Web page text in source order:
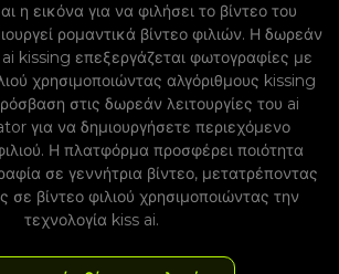
η εικόνα για να φιλήσει το βίντεο του
ρομαντικά βίντεο φιλιών. Η δωρεάν
ai kissing επεξεργάζεται φωτογραφίες με
χρησιμοποιώντας αλγόριθμους kissing
στις δωρεάν λειτουργίες του ai
για να δημιουργήσετε περιεχόμενο
Η πλατφόρμα προσφέρει ποιότητα
σε γεννήτρια βίντεο, μετατρέποντας
σε βίντεο φιλιού χρησιμοποιώντας την
τεχνολογία kiss ai.